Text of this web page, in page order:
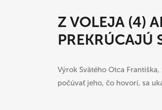
Z VOLEJA (4)
PREKRÚCAJÚ
Výrok Svätého Otca
počúvať jeho, čo hovorí, sa